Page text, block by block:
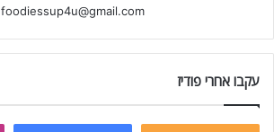
foodiessup4u@gmail.com
עקבו אחרי פודיז